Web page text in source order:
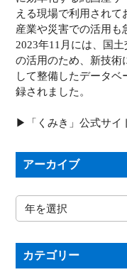
える現場で利用されて
産業や災害での活用も
2023年11月には、国
の活用のため、新技術
して整備したデータベ
録されました。
▶︎「くみき」公式サイ
アーカイブ
カテゴリー